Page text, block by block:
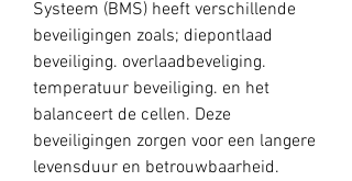
Systeem (BMS) heeft verschillende
beveiligingen zoals; diepontlaad
beveiliging. overlaadbeveliging.
temperatuur beveiliging. en het
balanceert de cellen. Deze
beveiligingen zorgen voor een langere
levensduur en betrouwbaarheid.